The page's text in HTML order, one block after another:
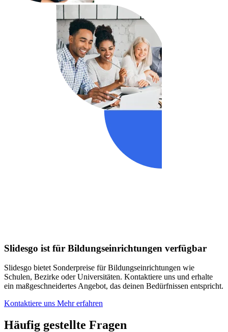
Slidesgo ist für Bildungseinrichtungen verfügbar
Slidesgo bietet Sonderpreise für Bildungseinrichtungen wie
Schulen, Bezirke oder Universitäten. Kontaktiere uns und erhalte
ein maßgeschneidertes Angebot, das deinen Bedürfnissen entspricht.
Kontaktiere uns Mehr erfahren
Häufig gestellte Fragen